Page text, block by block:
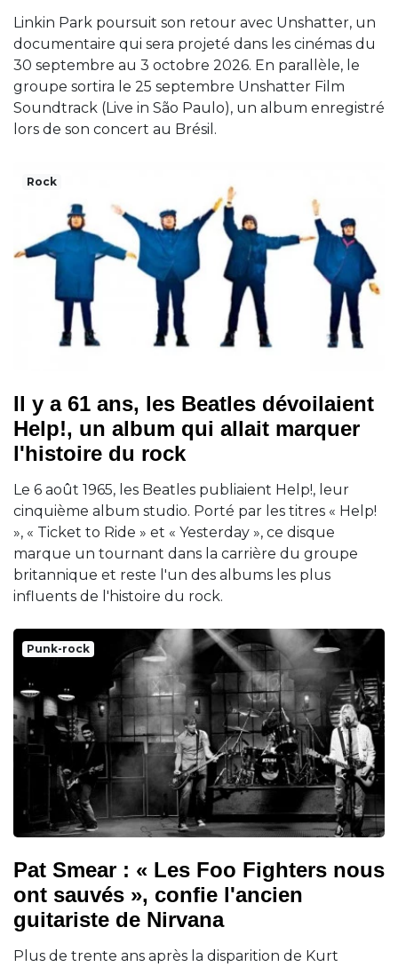
Linkin Park poursuit son retour avec Unshatter, un
documentaire qui sera projeté dans les cinémas du
30 septembre au 3 octobre 2026. En parallèle, le
groupe sortira le 25 septembre Unshatter Film
Soundtrack (Live in São Paulo), un album enregistré
lors de son concert au Brésil.
Rock
Il y a 61 ans, les Beatles dévoilaient
Help!, un album qui allait marquer
l'histoire du rock
Le 6 août 1965, les Beatles publiaient Help!, leur
cinquième album studio. Porté par les titres « Help!
», « Ticket to Ride » et « Yesterday », ce disque
marque un tournant dans la carrière du groupe
britannique et reste l'un des albums les plus
influents de l'histoire du rock.
Punk-rock
Pat Smear : « Les Foo Fighters nous
ont sauvés », confie l'ancien
guitariste de Nirvana
Plus de trente ans après la disparition de Kurt